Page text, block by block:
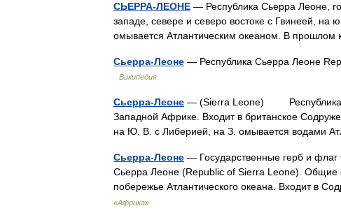
СЬЕРРА-ЛЕОНЕ — Республика Сьерра Леоне,
западе, севере и северо востоке с Гвинеей, на
омывается Атлантическим океаном. В
Сьерра-Леоне — Республика Сьерра Леоне
Википедия
Сьерра-Леоне — (Sierra Leone) Республика
Западной Африке. Входит в британское
на Ю. В. с Либерией, на З. омывается водами
Сьерра-Леоне — Государственные герб и
Сьерра Леоне (Republic of Sierra Leone). Общие
побережье Атлантического океана. Входит в
«Африка»